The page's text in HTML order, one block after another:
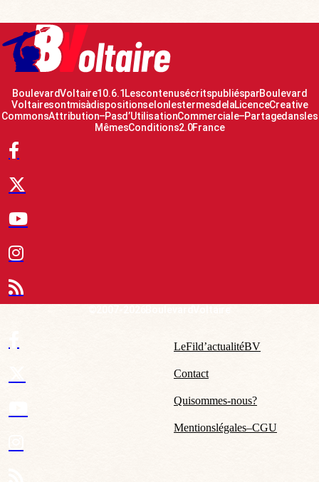
Boulevard Voltaire 10.6.1 Les contenus écrits publiés par Boulevard
Voltaire sont mis à disposition selon les termes de la Licence Creative
Commons Attribution – Pas d’Utilisation Commerciale – Partage dans les
Mêmes Conditions 2.0 France
Le Fil d’actualité BV
Contact
Qui sommes-nous ?
Mentions légales – CGU